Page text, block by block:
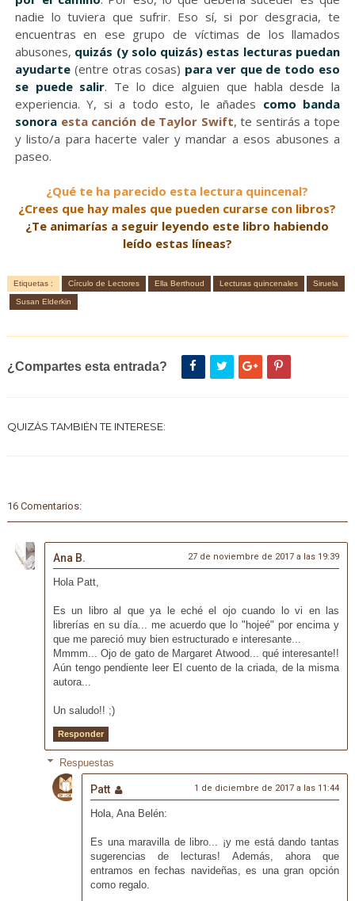
nadie lo tuviera que sufrir. Eso sí, si por desgracia, te
encuentras en ese grupo de víctimas de los llamados
abusones, quizás (y solo quizás) estas lecturas puedan
ayudarte (entre otras cosas) para ver que de todo eso
se puede salir. Te lo dice alguien que habla desde la
experiencia. Y, si a todo esto, le añades como banda
sonora esta canción de Taylor Swift, te sentirás a tope
y listo/a para hacerte valer y mandar a esos abusones a
paseo.
¿Qué te ha parecido esta lectura quincenal?
¿Crees que hay males que pueden curarse con libros?
¿Te animarías a seguir leyendo este libro habiendo
leído estas líneas?
Etiquetas : Círculo de Lectores Ella Berthoud Lecturas quincenales Siruela
Susan Elderkin
¿Compartes esta entrada?
QUIZÁS TAMBIÉN TE INTERESE:
16 Comentarios:
Ana B. 27 de noviembre de 2017 a las 19:39
Hola Patt,
Es un libro al que ya le eché el ojo cuando lo vi en las
librerías en su día... me acuerdo que lo "hojeé" por encima y
que me pareció muy bien estructurado e interesante...
Mmmm... Ojo de gato de Margaret Atwood... qué interesante!!
Aún tengo pendiente leer El cuento de la criada, de la misma
autora...
Un saludo!! ;)
Responder
Respuestas
Patt 1 de diciembre de 2017 a las 11:44
Hola, Ana Belén:
Es una maravilla de libro... ¡y me está dando tantas
sugerencias de lecturas! Además, ahora que
entramos en fechas navideñas, es una gran opción
como regalo.